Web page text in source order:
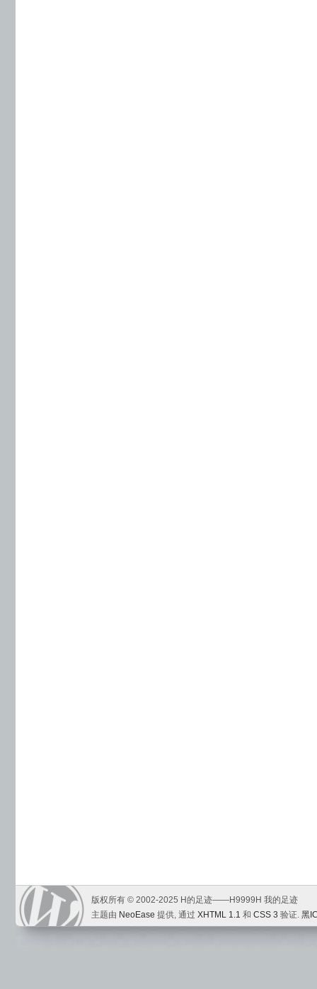
版权所有 © 2002-2025 H的足迹——H9999H 我的足迹
主题由 NeoEase 提供, 通过 XHTML 1.1 和 CSS 3 验证. 黑